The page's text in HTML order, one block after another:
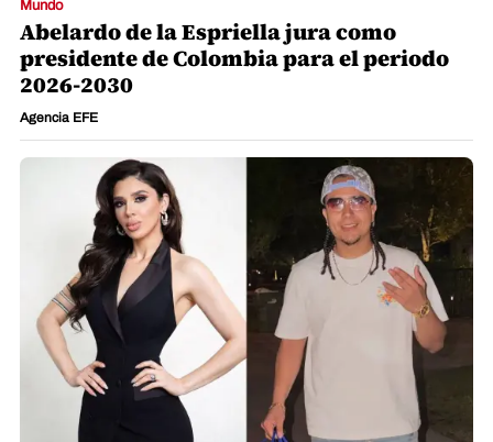
Mundo
Abelardo de la Espriella jura como
presidente de Colombia para el periodo
2026-2030
Agencia EFE